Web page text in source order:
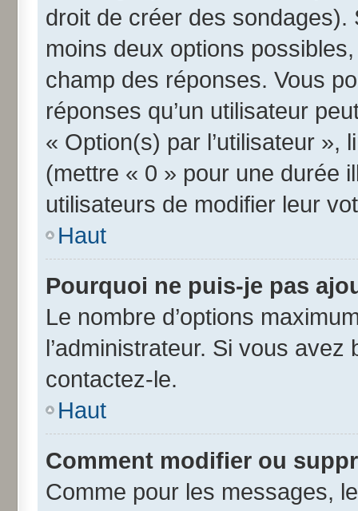
droit de créer des
moins deux options
champ des réponses. Vous
réponses qu’un utilisateur
« Option(s) par l’utilisateur »,
(mettre « 0 » pour une durée
utilisateurs de modifier leur
Haut
Pourquoi ne puis-je pas
Le nombre d’options
l’administrateur. Si vous avez
contactez-le.
Haut
Comment modifier ou
Comme pour les messages,